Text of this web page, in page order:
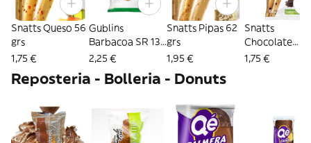
Snatts Queso 56
grs
1,75 €
Gublins
Barbacoa SR 135
Grs
2,25 €
Snatts Pipas 62
grs
1,95 €
Snatts
Chocolate
Palitos 68 grs
1,75 €
Reposteria - Bolleria - Donuts